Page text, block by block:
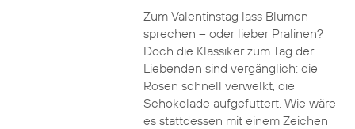
Zum Valentinstag lass Blumen
sprechen – oder lieber Pralinen?
Doch die Klassiker zum Tag der
Liebenden sind vergänglich: die
Rosen schnell verwelkt, die
Schokolade aufgefuttert. Wie wäre
es stattdessen mit einem Zeichen